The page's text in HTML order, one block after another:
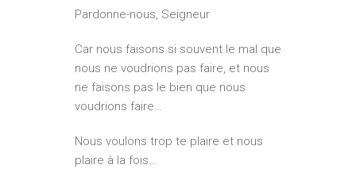
Pardonne-nous, Seigneur
Car nous faisons si souvent le mal que
nous ne voudrions pas faire, et nous
ne faisons pas le bien que nous
voudrions faire…
Nous voulons trop te plaire et nous
plaire à la fois…